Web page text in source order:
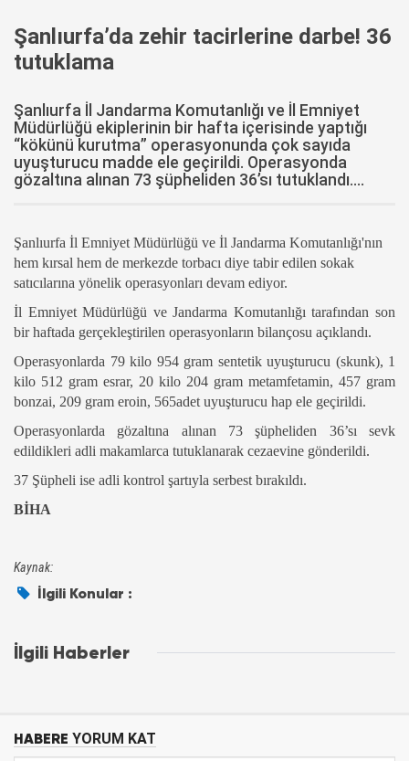
Şanlıurfa’da zehir tacirlerine darbe! 36
tutuklama
Şanlıurfa İl Jandarma Komutanlığı ve İl Emniyet
Müdürlüğü ekiplerinin bir hafta içerisinde yaptığı
“kökünü kurutma” operasyonunda çok sayıda
uyuşturucu madde ele geçirildi. Operasyonda
gözaltına alınan 73 şüpheliden 36’sı tutuklandı....
Şanlıurfa İl Emniyet Müdürlüğü ve İl Jandarma Komutanlığı'nın
hem kırsal hem de merkezde torbacı diye tabir edilen sokak
satıcılarına yönelik operasyonları devam ediyor.
İl Emniyet Müdürlüğü ve Jandarma Komutanlığı tarafından son
bir haftada gerçekleştirilen operasyonların bilançosu açıklandı.
Operasyonlarda 79 kilo 954 gram sentetik uyuşturucu (skunk), 1
kilo 512 gram esrar, 20 kilo 204 gram metamfetamin, 457 gram
bonzai, 209 gram eroin, 565adet uyuşturucu hap ele geçirildi.
Operasyonlarda gözaltına alınan 73 şüpheliden 36’sı sevk
edildikleri adli makamlarca tutuklanarak cezaevine gönderildi.
37 Şüpheli ise adli kontrol şartıyla serbest bırakıldı.
BİHA
Kaynak:
İlgili Konular :
İlgili Haberler
HABERE YORUM KAT